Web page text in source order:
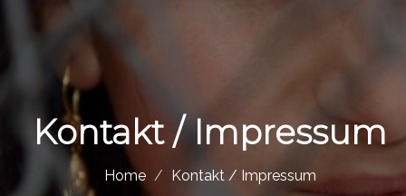
Kontakt / Impressum
Home Kontakt / Impressum